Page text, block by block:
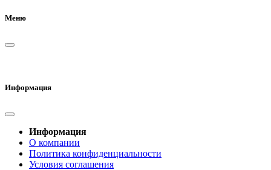
Меню
Информация
Информация
О компании
Политика конфиденциальности
Условия соглашения